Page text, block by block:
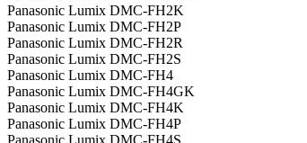
Panasonic Lumix DMC-FH2K
Panasonic Lumix DMC-FH2P
Panasonic Lumix DMC-FH2R
Panasonic Lumix DMC-FH2S
Panasonic Lumix DMC-FH4
Panasonic Lumix DMC-FH4GK
Panasonic Lumix DMC-FH4K
Panasonic Lumix DMC-FH4P